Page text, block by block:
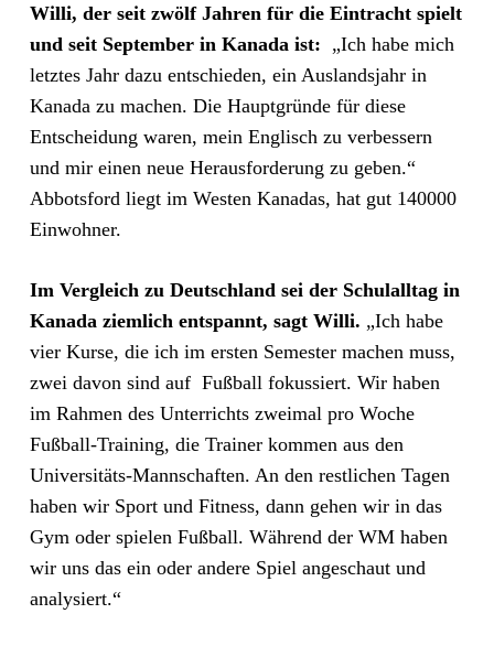
Willi, der seit zwölf Jahren für die Eintracht spielt
und seit September in Kanada ist: „Ich habe mich
letztes Jahr dazu entschieden, ein Auslandsjahr in
Kanada zu machen. Die Hauptgründe für diese
Entscheidung waren, mein Englisch zu verbessern
und mir einen neue Herausforderung zu geben.“
Abbotsford liegt im Westen Kanadas, hat gut 140000
Einwohner.
Im Vergleich zu Deutschland sei der Schulalltag in
Kanada ziemlich entspannt, sagt Willi. „Ich habe
vier Kurse, die ich im ersten Semester machen muss,
zwei davon sind auf Fußball fokussiert. Wir haben
im Rahmen des Unterrichts zweimal pro Woche
Fußball-Training, die Trainer kommen aus den
Universitäts-Mannschaften. An den restlichen Tagen
haben wir Sport und Fitness, dann gehen wir in das
Gym oder spielen Fußball. Während der WM haben
wir uns das ein oder andere Spiel angeschaut und
analysiert.“